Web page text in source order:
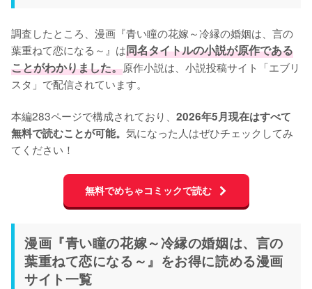
調査したところ、漫画『青い瞳の花嫁～冷縁の婚姻は、言の
葉重ねて恋になる～』は同名タイトルの小説が原作である
ことがわかりました。原作小説は、小説投稿サイト「エブリ
スタ」で配信されています。
本編283ページで構成されており、 2026年5月現在はすべて
無料で読むことが可能。 気になった人はぜひチェックしてみ
てください！
無料でめちゃコミックで読む
漫画『青い瞳の花嫁～冷縁の婚姻は、言の
葉重ねて恋になる～』をお得に読める漫画
サイト一覧